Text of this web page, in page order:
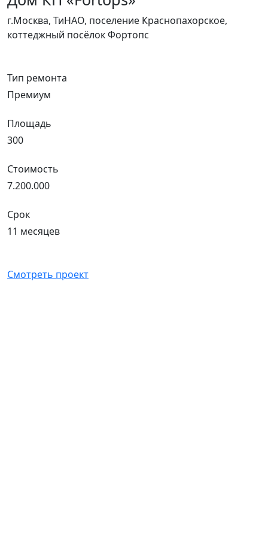
г.Москва, ТиНАО, поселение Краснопахорское,
коттеджный посёлок Фортопс
Тип ремонта
Премиум
Площадь
300
Стоимость
7.200.000
Срок
11 месяцев
Смотреть проект